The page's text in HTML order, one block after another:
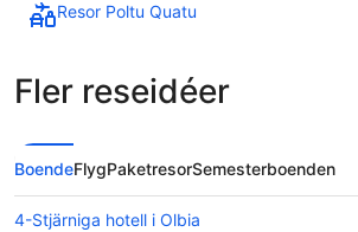
Resor Poltu Quatu
Fler reseidéer
BoendeFlygPaketresorSemesterboenden
4-Stjärniga hotell i Olbia